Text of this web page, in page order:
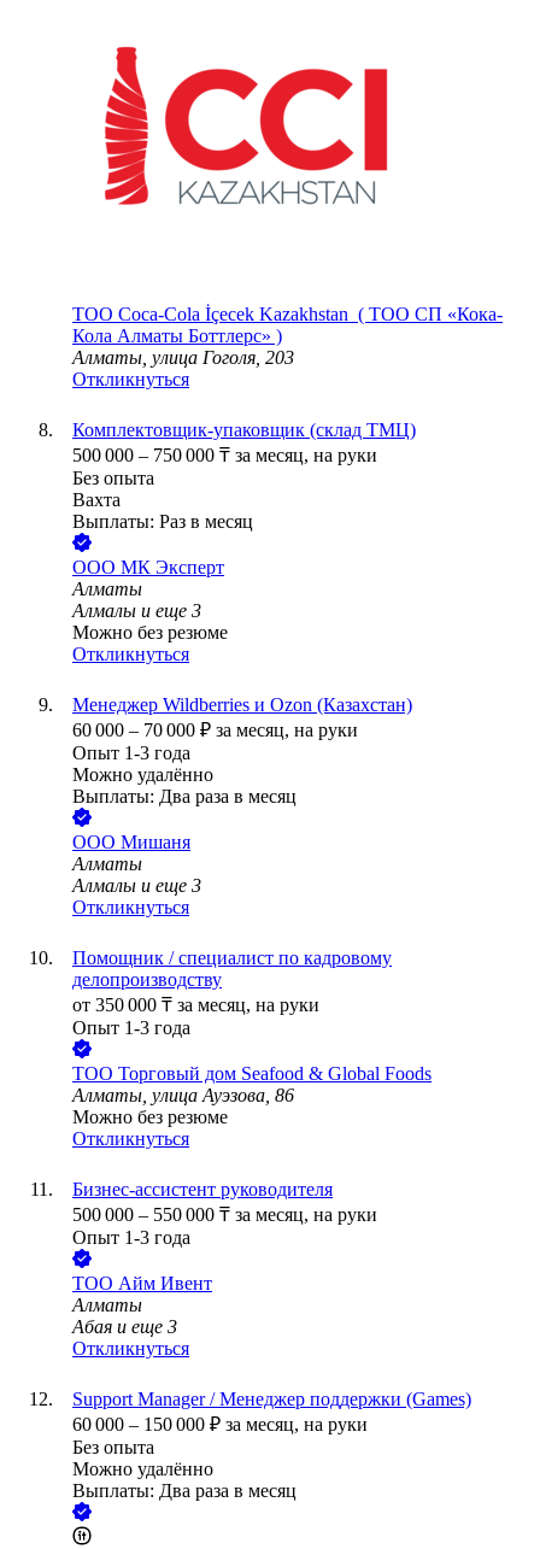
ТОО Coca-Cola İçecek Kazakhstan ( ТОО СП «Кока-
Кола Алматы Боттлерс» )
Алматы, улица Гоголя, 203
Откликнуться
Комплектовщик-упаковщик (склад ТМЦ)
500 000 – 750 000 ₸ за месяц, на руки
Без опыта
Вахта
Выплаты: Раз в месяц
ООО МК Эксперт
Алматы
Алмалы и еще 3
Можно без резюме
Откликнуться
Менеджер Wildberries и Ozon (Казахстан)
60 000 – 70 000 ₽ за месяц, на руки
Опыт 1-3 года
Можно удалённо
Выплаты: Два раза в месяц
ООО Мишаня
Алматы
Алмалы и еще 3
Откликнуться
Помощник / специалист по кадровому
делопроизводству
от 350 000 ₸ за месяц, на руки
Опыт 1-3 года
ТОО Торговый дом Seafood & Global Foods
Алматы, улица Ауэзова, 86
Можно без резюме
Откликнуться
Бизнес-ассистент руководителя
500 000 – 550 000 ₸ за месяц, на руки
Опыт 1-3 года
ТОО Айм Ивент
Алматы
Абая и еще 3
Откликнуться
Support Manager / Менеджер поддержки (Games)
60 000 – 150 000 ₽ за месяц, на руки
Без опыта
Можно удалённо
Выплаты: Два раза в месяц